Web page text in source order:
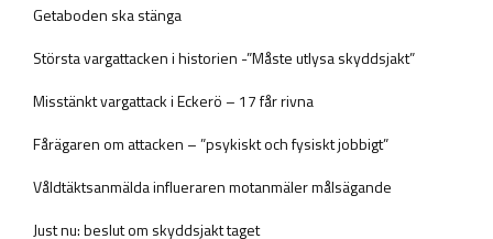
Getaboden ska stänga
Största vargattacken i historien -”Måste utlysa skyddsjakt”
Misstänkt vargattack i Eckerö – 17 får rivna
Fårägaren om attacken – ”psykiskt och fysiskt jobbigt”
Våldtäktsanmälda influeraren motanmäler målsägande
Just nu: beslut om skyddsjakt taget